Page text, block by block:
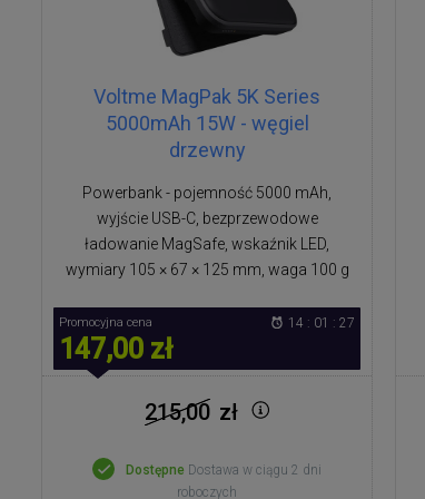
Voltme MagPak 5K Series
5000mAh 15W - węgiel
drzewny
Powerbank - pojemność 5000 mAh,
wyjście USB-C, bezprzewodowe
ładowanie MagSafe, wskaźnik LED,
wymiary 105 × 67 × 125 mm, waga 100 g
Promocyjna cena
147,00 zł
14 : 01 : 27
215,00 zł
Dostępne Dostawa w ciągu 2 dni
roboczych